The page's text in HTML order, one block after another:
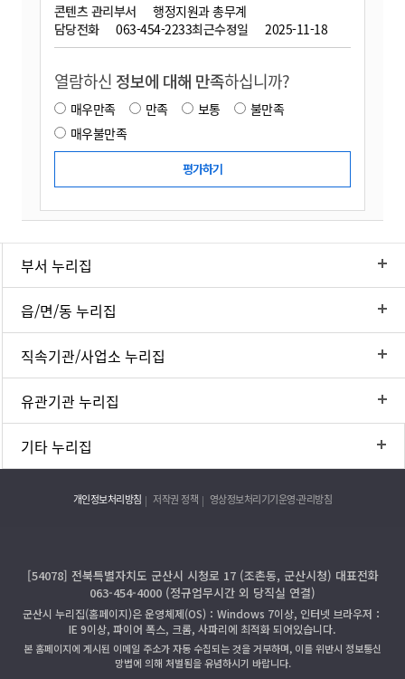
콘텐츠 관리부서
행정지원과 총무계
담당전화
063-454-2233최근수정일 2025-11-18
열람하신 정보에 대해 만족하십니까?
매우만족 만족 보통
불만족
매우불만족
부서 누리집
읍/면/동 누리집
직속기관/사업소 누리집
유관기관 누리집
기타 누리집
개인정보처리방침 저작권 정책 영상정보처리기기운영·관리방침
[54078] 전북특별자치도 군산시 시청로 17 (조촌동, 군산시청) 대표전화
063-454-4000 (정규업무시간 외 당직실 연결)
군산시 누리집(홈페이지)은 운영체제(OS)：Windows 7이상, 인터넷 브라우저：
IE 9이상, 파이어 폭스, 크롬, 사파리에 최적화 되어있습니다.
본 홈페이지에 게시된 이메일 주소가 자동 수집되는 것을 거부하며, 이를 위반시 정보통신
망법에 의해 처벌됨을 유념하시기 바랍니다.